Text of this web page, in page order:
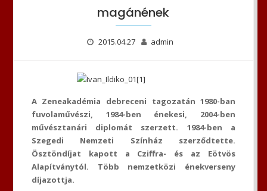
magánének
2015.04.27 admin
A Zeneakadémia debreceni tagozatán 1980-ban
fuvolaművészi, 1984-ben énekesi, 2004-ben
művésztanári diplomát szerzett. 1984-ben a
Szegedi Nemzeti Színház szerződtette.
Ösztöndíjat kapott a Cziffra- és az Eötvös
Alapítványtól. Több nemzetközi énekverseny
díjazottja.